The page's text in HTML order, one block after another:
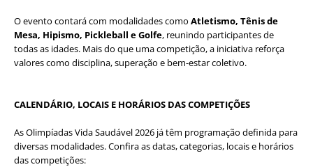
O evento contará com modalidades como Atletismo, Tênis de
Mesa, Hipismo, Pickleball e Golfe, reunindo participantes de
todas as idades. Mais do que uma competição, a iniciativa reforça
valores como disciplina, superação e bem-estar coletivo.
CALENDÁRIO, LOCAIS E HORÁRIOS DAS COMPETIÇÕES
As Olimpíadas Vida Saudável 2026 já têm programação definida para
diversas modalidades. Confira as datas, categorias, locais e horários
das competições: